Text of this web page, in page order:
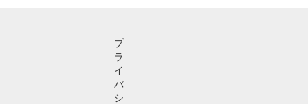
プ
ラ
イ
バ
シ